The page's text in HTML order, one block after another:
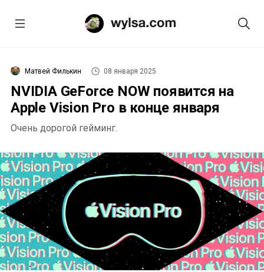
Матвей Филькин 08 января 2025
NVIDIA GeForce NOW появится на
Apple Vision Pro в конце января
Очень дорогой гейминг.